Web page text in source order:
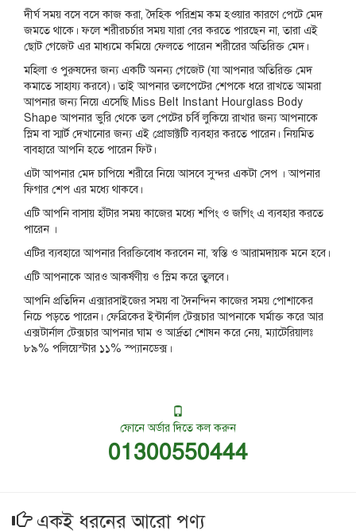
দীর্ঘ সময় বসে বসে কাজ করা, দৈহিক পরিশ্রম কম হওয়ার কারণে পেটে মেদ
জমতে থাকে। ফলে শরীরচর্চার সময় যারা বের করতে পারছেন না, তারা এই
ছোট গেজেট এর মাধ্যমে কমিয়ে ফেলতে পারেন শরীরের অতিরিক্ত মেদ।
মহিলা ও পুরুষদের জন্য একটি অনন্য গেজেট (যা আপনার অতিরিক্ত মেদ
কমাতে সাহায্য করবে)। তাই আপনার তলপেটের শেপকে ধরে রাখতে আমরা
আপনার জন্য নিয়ে এসেছি Miss Belt Instant Hourglass Body
Shape আপনার ভুরি থেকে তল পেটের চর্বি লুকিয়ে রাখার জন্য আপনাকে
স্লিম বা স্মার্ট দেখানোর জন্য এই প্রোডাক্টটি ব্যবহার করতে পারেন। নিয়মিত
বাবহারে আপনি হতে পারেন ফিট।
এটা আপনার মেদ চাপিয়ে শরীরে নিয়ে আসবে সুন্দর একটা সেপ । আপনার
ফিগার শেপ এর মধ্যে থাকবে।
এটি আপনি বাসায় হাঁটার সময় কাজের মধ্যে শপিং ও জগিং এ ব্যবহার করতে
পারেন ।
এটির ব্যবহারে আপনার বিরক্তিবোধ করবেন না, স্বস্তি ও আরামদায়ক মনে হবে।
এটি আপনাকে আরও আকর্ষণীয় ও স্লিম করে তুলবে।
আপনি প্রতিদিন এক্সারসাইজের সময় বা দৈনন্দিন কাজের সময় পোশাকের
নিচে পড়তে পারেন। ফেব্রিকের ইন্টার্নাল টেক্সচার আপনাকে ঘর্মাক্ত করে আর
এক্সটার্নাল টেক্সচার আপনার ঘাম ও আর্দ্রতা শোষন করে নেয়, ম্যাটেরিয়ালঃ
৮৯% পলিয়েস্টার ১১% স্প্যানডেক্স।
ফোনে অর্ডার দিতে কল করুন
01300550444
একই ধরনের আরো পণ্য